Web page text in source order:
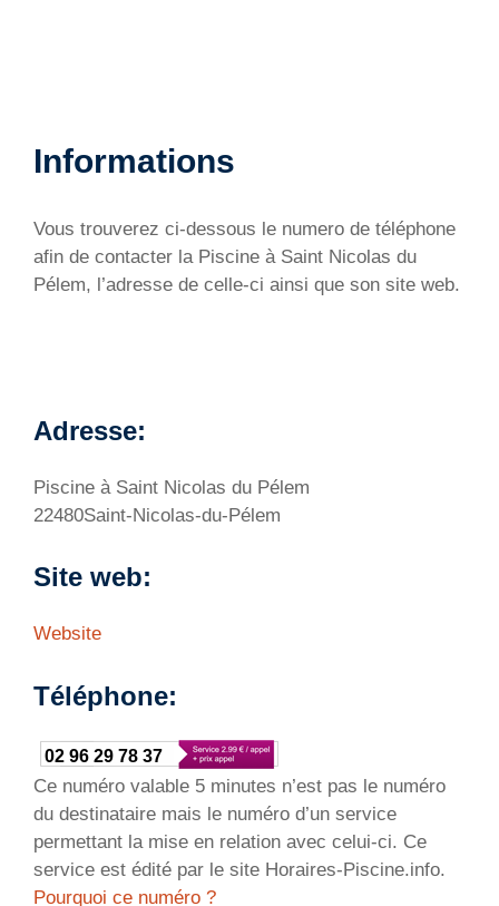
Informations
Vous trouverez ci-dessous le numero de téléphone
afin de contacter la Piscine à Saint Nicolas du
Pélem, l’adresse de celle-ci ainsi que son site web.
Adresse:
Piscine à Saint Nicolas du Pélem
22480Saint-Nicolas-du-Pélem
Site web:
Website
Téléphone:
02 96 29 78 37
Ce numéro valable 5 minutes n’est pas le numéro
du destinataire mais le numéro d’un service
permettant la mise en relation avec celui-ci. Ce
service est édité par le site Horaires-Piscine.info.
Pourquoi ce numéro ?